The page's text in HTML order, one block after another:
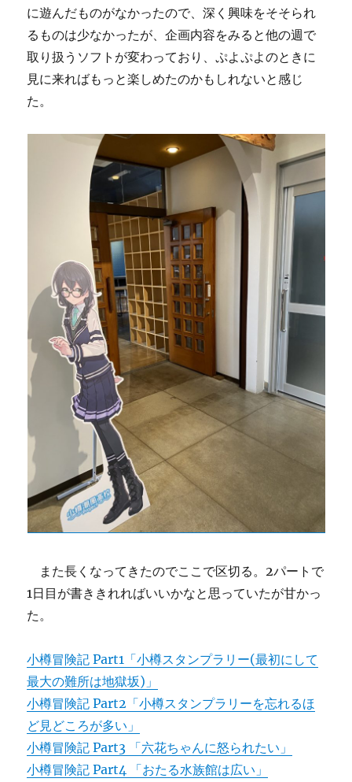
に遊んだものがなかったので、深く興味をそそられ
るものは少なかったが、企画内容をみると他の週で
取り扱うソフトが変わっており、ぷよぷよのときに
見に来ればもっと楽しめたのかもしれないと感じ
た。
また長くなってきたのでここで区切る。2パートで
1日目が書ききれればいいかなと思っていたが甘かっ
た。
小樽冒険記 Part1「小樽スタンプラリー(最初にして
最大の難所は地獄坂)」
小樽冒険記 Part2「小樽スタンプラリーを忘れるほ
ど見どころが多い」
小樽冒険記 Part3 「六花ちゃんに怒られたい」
小樽冒険記 Part4 「おたる水族館は広い」